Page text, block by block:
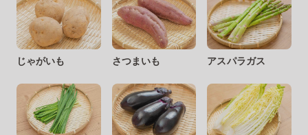
じゃがいも さつまいも アスパラガス